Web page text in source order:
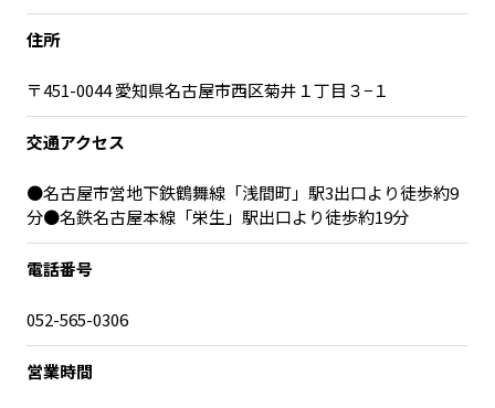
特集コンテンツ
地域を代表する 企業100選
プレスリリース
Localist
SDGsの先駆者
イベント
飲食店
地域豆知識
住所
〒451-0044 愛知県名古屋市西区菊井１丁目３−１
交通アクセス
●名古屋市営地下鉄鶴舞線「浅間町」駅3出口より徒歩約9
分●名鉄名古屋本線「栄生」駅出口より徒歩約19分
電話番号
052-565-0306
営業時間